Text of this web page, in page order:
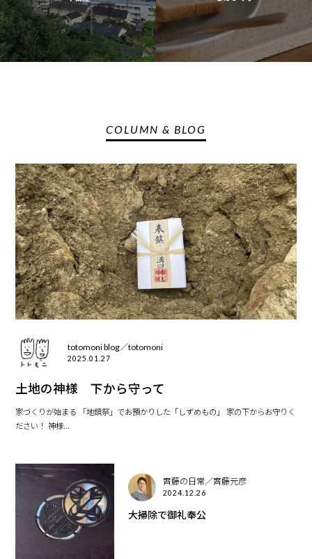
COLUMN & BLOG
totomoni blog／totomoni
2025.01.27
土地の神様 下から守って
家づくりが始まる 「地鎮祭」でお預かりした「しずめもの」 家の下からお守りく
ださい！ 神様...
齊藤の日常／齊藤元彦
2024.12.26
大掃除で御礼奉公